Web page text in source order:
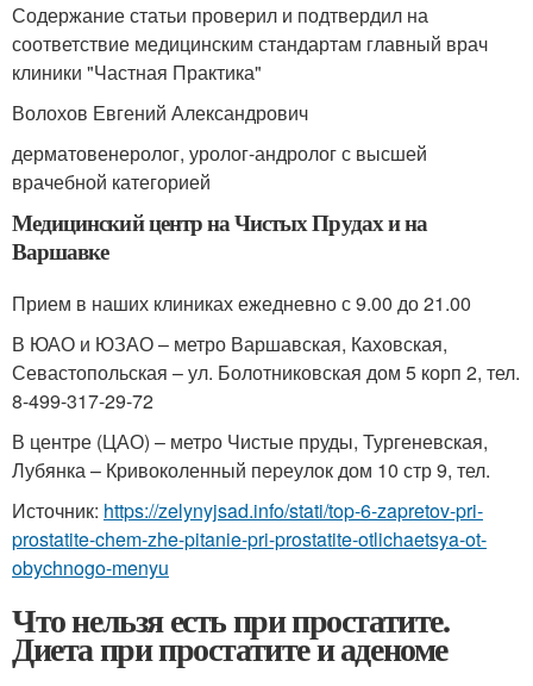
Содержание статьи проверил и подтвердил на
соответствие медицинским стандартам главный врач
клиники "Частная Практика"
Волохов Евгений Александрович
дерматовенеролог, уролог-андролог с высшей
врачебной категорией
Медицинский центр на Чистых Прудах и на
Варшавке
Прием в наших клиниках ежедневно с 9.00 до 21.00
В ЮАО и ЮЗАО – метро Варшавская, Каховская,
Севастопольская – ул. Болотниковская дом 5 корп 2, тел.
8-499-317-29-72
В центре (ЦАО) – метро Чистые пруды, Тургеневская,
Лубянка – Кривоколенный переулок дом 10 стр 9, тел.
Источник: https://zelynyjsad.info/stati/top-6-zapretov-pri-
prostatite-chem-zhe-pitanie-pri-prostatite-otlichaetsya-ot-
obychnogo-menyu
Что нельзя есть при простатите.
Диета при простатите и аденоме